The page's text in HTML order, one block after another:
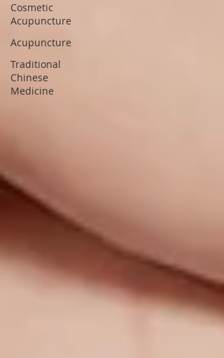
Cosmetic
Acupuncture
Acupuncture
Traditional
Chinese
Medicine